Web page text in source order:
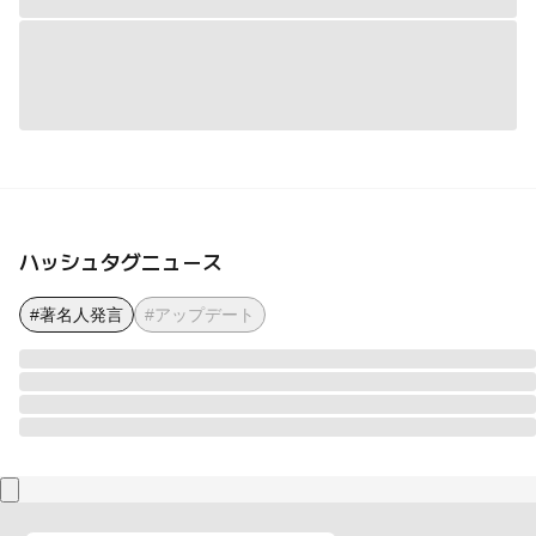
ハッシュタグニュース
#著名人発言 #アップデート